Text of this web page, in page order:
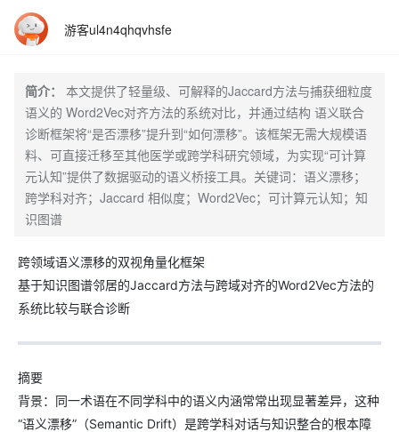
游客ul4n4qhqvhsfe
简介：
本文提供了轻量级、可解释的Jaccard方法与捕获细粒度
语义的 Word2Vec对齐方法的系统对比，并通过结构 语义联合
诊断框架将“是否漂移”提升到“如何漂移”。该框架无需大规模语
料、可直接迁移至其他医学或跨学科研究领域，为实现“可计算
元认知”提供了数据驱动的语义桥接工具。关键词：语义漂移；
跨学科对齐；Jaccard 相似度；Word2Vec；可计算元认知；知
识图谱
跨领域语义漂移的双视角量化框架
基于知识图谱邻居的Jaccard方法与跨域对齐的Word2Vec方法的
系统比较与联合诊断
摘要
背景：同一术语在不同学科中的语义内涵常常出现显著差异，这种
“语义漂移”（Semantic Drift）是跨学科对话与知识整合的根本障